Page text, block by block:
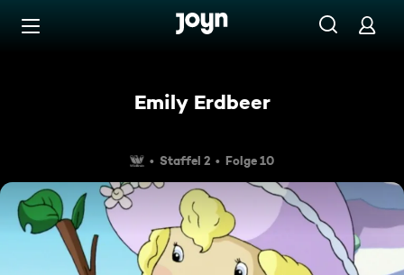
Zum Inhalt springen
Emily Erdbeer
Staffel 2 Folge 10